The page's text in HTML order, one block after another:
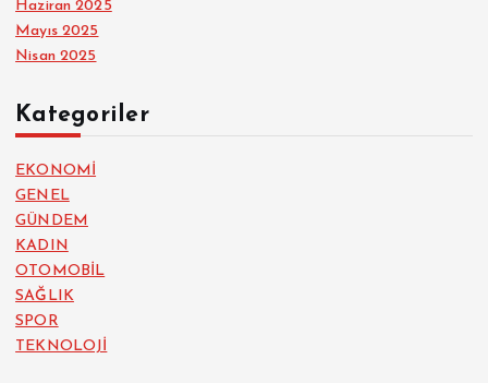
Haziran 2025
Mayıs 2025
Nisan 2025
Kategoriler
EKONOMİ
GENEL
GÜNDEM
KADIN
OTOMOBİL
SAĞLIK
SPOR
TEKNOLOJİ